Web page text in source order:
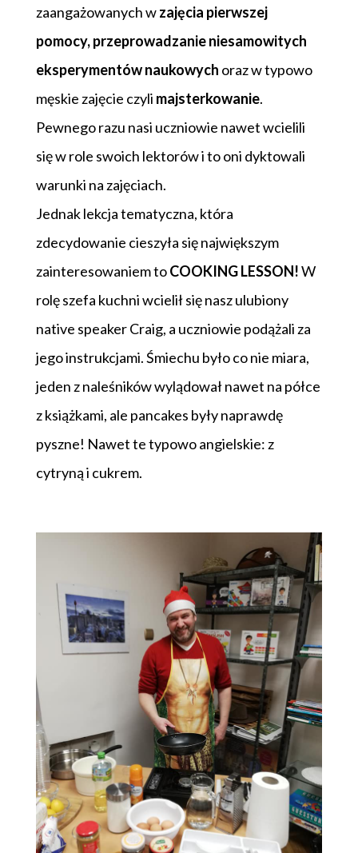
zaangażowanych wzajęcia pierwszej
pomocy, przeprowadzanie niesamowitych
eksperymentów naukowych oraz w typowo
męskie zajęcie czyli majsterkowanie.
Pewnego razu nasi uczniowie nawet wcielili
się w role swoich lektorów i to oni dyktowali
warunki na zajęciach.
Jednak lekcja tematyczna, która
zdecydowanie cieszyła się największym
zainteresowaniem toCOOKING LESSON!W
rolę szefa kuchni wcielił się nasz ulubiony
native speaker Craig, a uczniowie podążali za
jego instrukcjami. Śmiechu było co nie miara,
jeden z naleśników wylądował nawet na półce
z książkami, ale pancakes były naprawdę
pyszne! Nawet te typowo angielskie: z
cytryną i cukrem.